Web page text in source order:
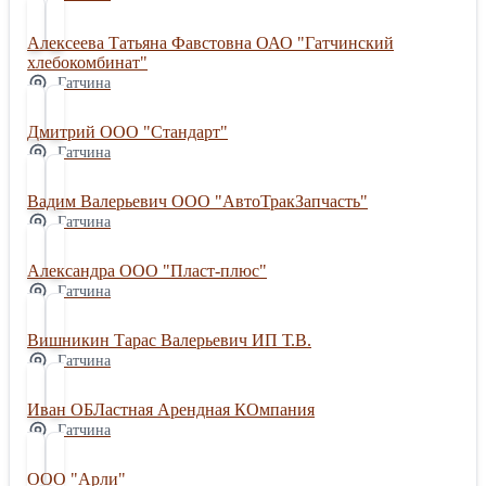
Алексеева Татьяна Фавстовна ОАО "Гатчинский
хлебокомбинат"
Гатчина
Дмитрий ООО "Стандарт"
Гатчина
Вадим Валерьевич ООО "АвтоТракЗапчасть"
Гатчина
Александра ООО "Пласт-плюс"
Гатчина
Вишникин Тарас Валерьевич ИП Т.В.
Гатчина
Иван ОБЛастная Арендная КОмпания
Гатчина
ООО "Арли"